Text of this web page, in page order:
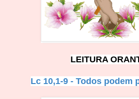
LEITURA O
Lc 10,1-9 - Todos podem